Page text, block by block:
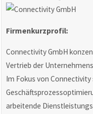
Firmenkurzprofil:
Connectivity GmbH
Vertrieb der
Im Fokus von
arbeitende